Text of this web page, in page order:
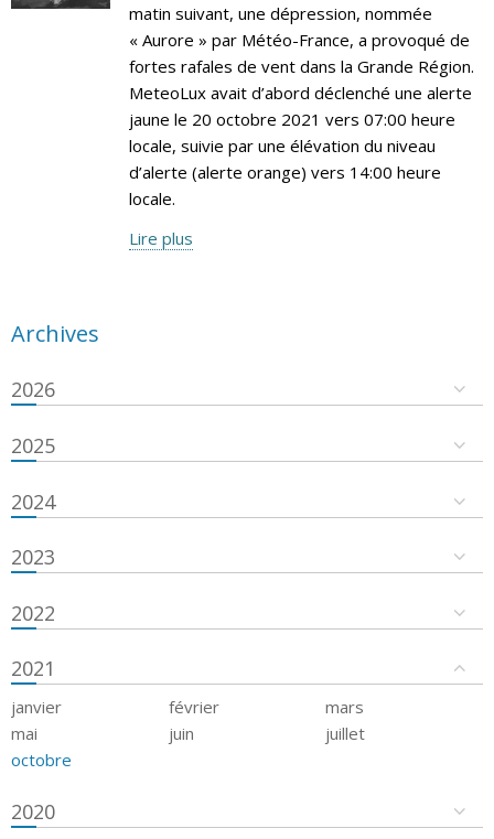
matin suivant, une dépression, nommée
« Aurore » par Météo-France, a provoqué de
fortes rafales de vent dans la Grande Région.
MeteoLux avait d’abord déclenché une alerte
jaune le 20 octobre 2021 vers 07:00 heure
locale, suivie par une élévation du niveau
d’alerte (alerte orange) vers 14:00 heure
locale.
Lire plus
Archives
2026
2025
2024
2023
2022
2021
janvier février
mars
mai
juin
juillet
octobre
2020